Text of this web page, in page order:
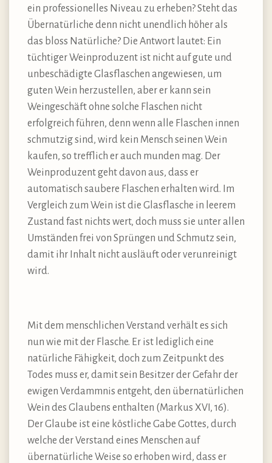
ein professionelles Niveau zu erheben? Steht das
Übernatürliche denn nicht unendlich höher als
das bloss Natürliche? Die Antwort lautet: Ein
tüchtiger Weinproduzent ist nicht auf gute und
unbeschädigte Glasflaschen angewiesen, um
guten Wein herzustellen, aber er kann sein
Weingeschäft ohne solche Flaschen nicht
erfolgreich führen, denn wenn alle Flaschen innen
schmutzig sind, wird kein Mensch seinen Wein
kaufen, so trefflich er auch munden mag. Der
Weinproduzent geht davon aus, dass er
automatisch saubere Flaschen erhalten wird. Im
Vergleich zum Wein ist die Glasflasche in leerem
Zustand fast nichts wert, doch muss sie unter allen
Umständen frei von Sprüngen und Schmutz sein,
damit ihr Inhalt nicht ausläuft oder verunreinigt
wird.
Mit dem menschlichen Verstand verhält es sich
nun wie mit der Flasche. Er ist lediglich eine
natürliche Fähigkeit, doch zum Zeitpunkt des
Todes muss er, damit sein Besitzer der Gefahr der
ewigen Verdammnis entgeht, den übernatürlichen
Wein des Glaubens enthalten (Markus XVI, 16).
Der Glaube ist eine köstliche Gabe Gottes, durch
welche der Verstand eines Menschen auf
übernatürliche Weise so erhoben wird, dass er